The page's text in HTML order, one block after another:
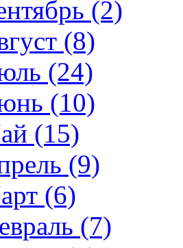
(2)
(8)
(24)
(10)
(15)
(9)
(6)
(7)